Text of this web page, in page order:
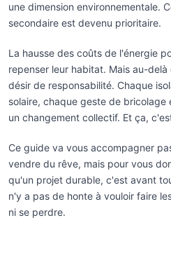
une dimension environnementale.
secondaire est devenu prioritaire.
La hausse des coûts de l'énergie
repenser leur habitat. Mais au-
désir de responsabilité. Chaque
solaire, chaque geste de
un changement collectif. Et ça,
Ce guide va vous accompagner
vendre du rêve, mais pour vous
qu'un projet durable, c'est avant
n'y a pas de honte à vouloir faire
ni se perdre.